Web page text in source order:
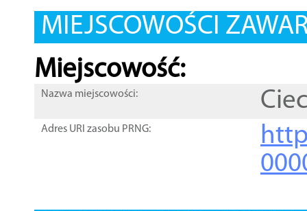
MIEJSCOWOŚCI
Miejscowość:
Nazwa miejscowości:
Adres URI zasobu PRNG: